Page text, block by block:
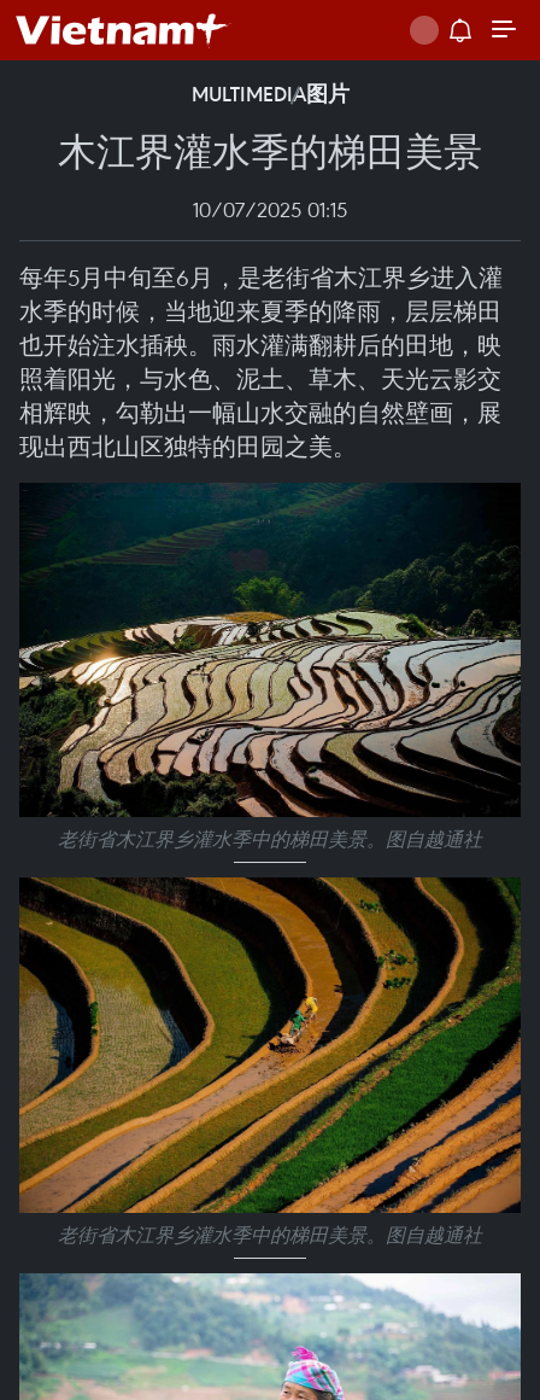
MULTIMEDIA图片
木江界灌水季的梯田美景
10/07/2025 01:15
每年5月中旬至6月，是老街省木江界乡进入灌
水季的时候，当地迎来夏季的降雨，层层梯田
也开始注水插秧。雨水灌满翻耕后的田地，映
照着阳光，与水色、泥土、草木、天光云影交
相辉映，勾勒出一幅山水交融的自然壁画，展
现出西北山区独特的田园之美。
老街省木江界乡灌水季中的梯田美景。图自越通社
老街省木江界乡灌水季中的梯田美景。图自越通社